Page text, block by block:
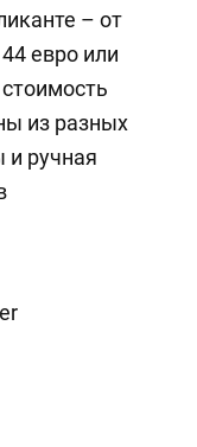
– от
евро или
из разных
и ручная